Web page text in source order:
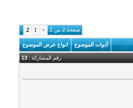
صفحة 2 من 2 <
1
2
أدوات الموضوع انواع عرض الموضوع
رقم المشاركة :13